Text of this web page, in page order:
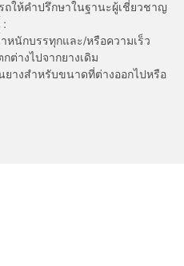
ให้คำปรึกษาในฐานะผู้เชี่ยวชาญ
:
หนักบรรทุกและ/หรือความเร็ว
ต่างไปจากยางเดิม
ยางสำหรับขนาดที่ต่างออกไปหรือ